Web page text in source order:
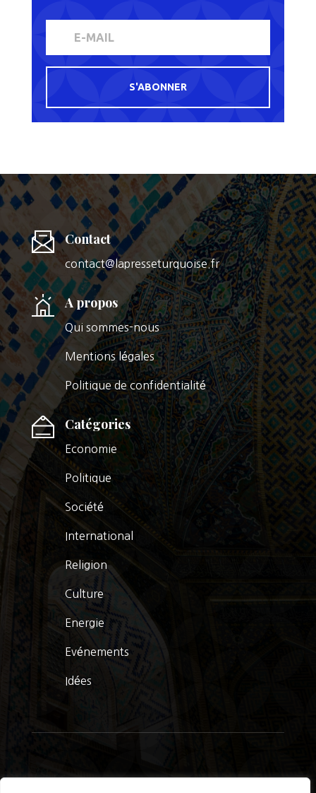
S'ABONNER
Contact
contact@lapresseturquoise.fr
A propos
Qui sommes-nous
Mentions légales
Politique de confidentialité
Catégories
Economie
Politique
Société
International
Religion
Culture
Energie
Evénements
Idées